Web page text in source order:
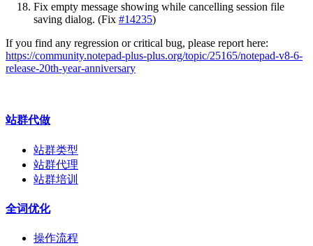
Fix empty message showing while cancelling session file
saving dialog. (Fix #14235)
If you find any regression or critical bug, please report here:
https://community.notepad-plus-plus.org/topic/25165/notepad-v8-6-
release-20th-year-anniversary
站群代做
站群类型
站群代理
站群培训
全词优化
操作流程